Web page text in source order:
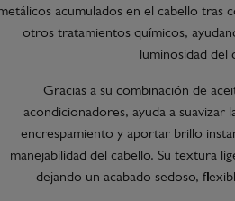
acumulados en el cabello tras
otros tratamientos químicos,
luminosidad del
Gracias a su combinación de
acondicionadores, ayuda a suavizar
encrespamiento y aportar brillo
manejabilidad del cabello. Su textura
dejando un acabado sedoso,